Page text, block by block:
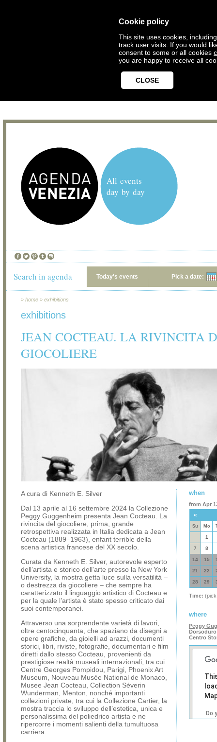
Cookie policy
This site uses cookies,
track user visits. If you would
consent to some or all cookies
you are happy to receive all
CLOSE
All events
day by day
Search in agenda Today's events Pick a date:
» home » exhibitions
exhibitions
JEAN COCTEAU. LA RIVINCITA
GIOCOLIERE
A cura di Kenneth E. Silver
Dal 13 aprile al 16 settembre 2024 la Collezione
Peggy Guggenheim presenta Jean Cocteau. La
rivincita del giocoliere, prima, grande
retrospettiva realizzata in Italia dedicata a Jean
Cocteau (1889–1963), enfant terrible della
scena artistica francese del XX secolo.
Curata da Kenneth E. Silver, autorevole esperto
dell’artista e storico dell'arte presso la New York
University, la mostra getta luce sulla versatilità –
o destrezza da giocoliere – che sempre ha
caratterizzato il linguaggio artistico di Cocteau e
per la quale l’artista è stato spesso criticato dai
suoi contemporanei.
Attraverso una sorprendente varietà di lavori,
oltre centocinquanta, che spaziano da disegni a
opere grafiche, da gioielli ad arazzi, documenti
storici, libri, riviste, fotografie, documentari e film
diretti dallo stesso Cocteau, provenienti da
prestigiose realtà museali internazionali, tra cui
Centre Georges Pompidou, Parigi, Phoenix Art
Museum, Nouveau Musée National de Monaco,
Musee Jean Cocteau, Collection Séverin
Wunderman, Menton, nonché importanti
collezioni private, tra cui la Collezione Cartier, la
mostra traccia lo sviluppo dell’estetica, unica e
personalissima del poliedrico artista e ne
ripercorre i momenti salienti della tumultuosa
carriera.
when
from Apr
«
Su Mo
1
7 8
14 15
21 22
28 29
Time:
where
Peggy
Dorsoduro
Centro
Do